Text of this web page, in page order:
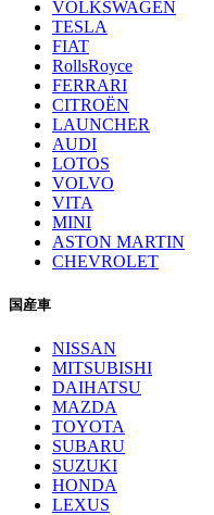
VOLKSWAGEN
TESLA
FIAT
RollsRoyce
FERRARI
CITROËN
LAUNCHER
AUDI
LOTOS
VOLVO
VITA
MINI
ASTON MARTIN
CHEVROLET
国産車
NISSAN
MITSUBISHI
DAIHATSU
MAZDA
TOYOTA
SUBARU
SUZUKI
HONDA
LEXUS